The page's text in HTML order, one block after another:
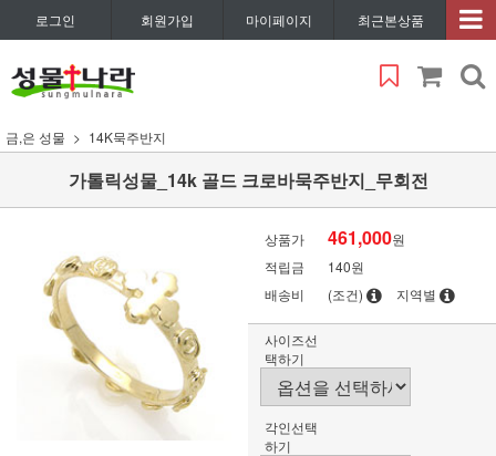
로그인 회원가입 마이페이지 최근본상품
금,은 성물 14K묵주반지
가톨릭성물_14k 골드 크로바묵주반지_무회전
상품가 461,000원
적립금
140원
배송비
(조건) 지역별
사이즈선
택하기
각인선택
하기